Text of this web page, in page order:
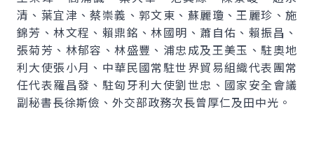
清、葉宜津、蔡崇義、郭文東、蘇麗瓊、王麗珍、施
錦芳、林文程、賴鼎銘、林國明、蕭自佑、賴振昌、
張菊芳、林郁容、林盛豐、浦忠成及王美玉、駐奧地
利大使張小月、中華民國常駐世界貿易組織代表團常
任代表羅昌發、駐匈牙利大使劉世忠、國家安全會議
副秘書長徐斯儉、外交部政務次長曾厚仁及田中光。